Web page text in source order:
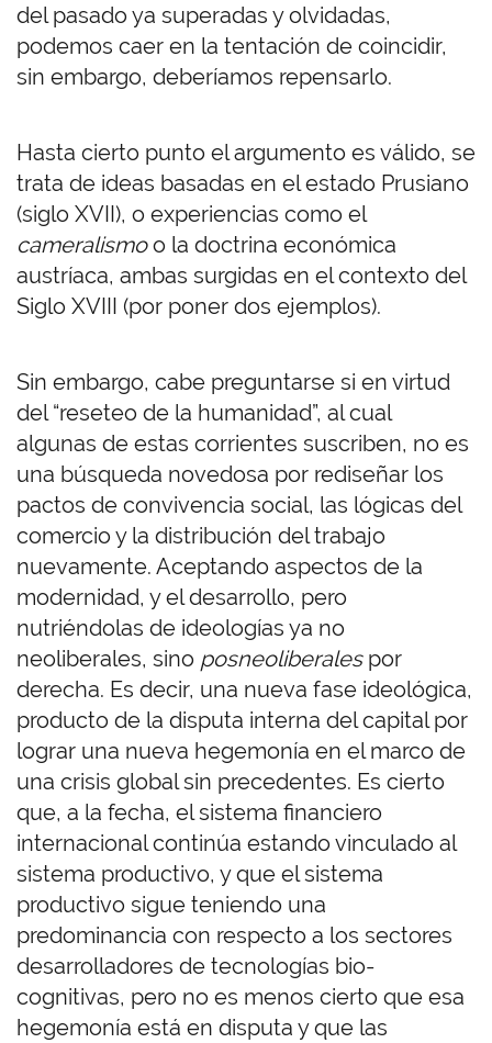
del pasado ya superadas y olvidadas,
podemos caer en la tentación de coincidir,
sin embargo, deberíamos repensarlo.
Hasta cierto punto el argumento es válido, se
trata de ideas basadas en el estado Prusiano
(siglo XVII), o experiencias como el
cameralismoo la doctrina económica
austríaca, ambas surgidas en el contexto del
Siglo XVIII (por poner dos ejemplos).
Sin embargo, cabe preguntarse si en virtud
del “reseteo de la humanidad”, al cual
algunas de estas corrientes suscriben, no es
una búsqueda novedosa por rediseñar los
pactos de convivencia social, las lógicas del
comercio y la distribución del trabajo
nuevamente. Aceptando aspectos de la
modernidad, y el desarrollo, pero
nutriéndolas de ideologías ya no
neoliberales, sino posneoliberalespor
derecha. Es decir, una nueva fase ideológica,
producto de la disputa interna del capital por
lograr una nueva hegemonía en el marco de
una crisis global sin precedentes. Es cierto
que, a la fecha, el sistema financiero
internacional continúa estando vinculado al
sistema productivo, y que el sistema
productivo sigue teniendo una
predominancia con respecto a los sectores
desarrolladores de tecnologías bio-
cognitivas, pero no es menos cierto que esa
hegemonía está en disputa y que las